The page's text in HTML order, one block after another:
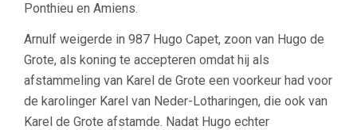
Ponthieu en Amiens.
Arnulf weigerde in 987 Hugo Capet, zoon van Hugo de
Grote, als koning te accepteren omdat hij als
afstammeling van Karel de Grote een voorkeur had voor
de karolinger Karel van Neder-Lotharingen, die ook van
Karel de Grote afstamde. Nadat Hugo echter